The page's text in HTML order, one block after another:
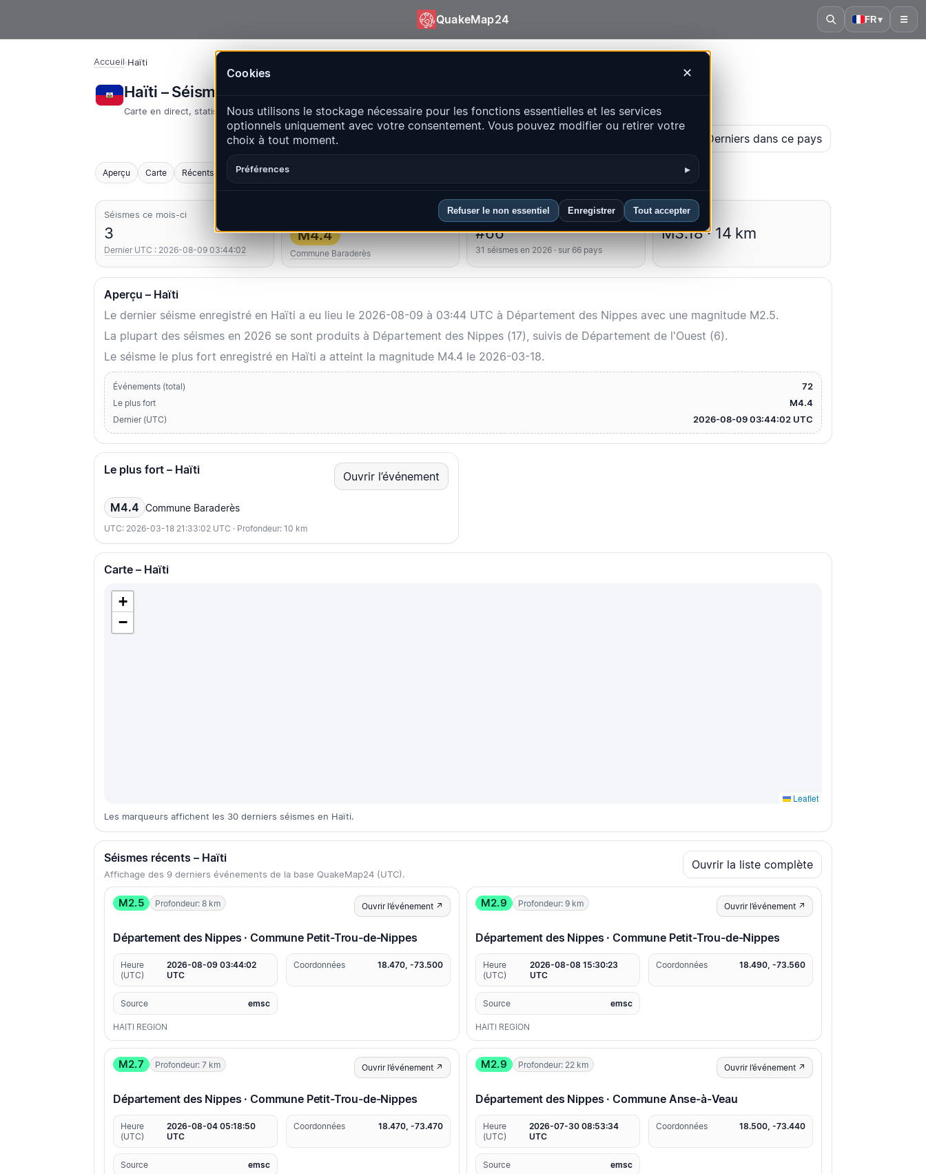
QuakeMap24 FR▾ ☰
Cookies ✕
Nous utilisons le stockage nécessaire pour les fonctions essentielles et les services
optionnels uniquement avec votre consentement. Vous pouvez modifier ou retirer votre
choix à tout moment.
Préférences ▸
Refuser le non essentiel Enregistrer Tout accepter
Accueil·Haïti
Haïti – Séismes | QuakeMap24
Carte en direct, statistiques et événements récents
Derniers dans ce pays
Aperçu Carte Récents Graphiques Principales régions
Séismes ce mois-ci
3
Dernier UTC : 2026-08-09 03:44:02
M4.4
Commune Baraderès
Classement du pays
#66
31 séismes en 2026 · sur 66 pays
Moyennes
M3.18 · 14 km
Aperçu – Haïti
Le dernier séisme enregistré en Haïti a eu lieu le 2026-08-09 à 03:44 UTC à Département des Nippes avec une magnitude M2.5.
La plupart des séismes en 2026 se sont produits à Département des Nippes (17), suivis de Département de l'Ouest (6).
Le séisme le plus fort enregistré en Haïti a atteint la magnitude M4.4 le 2026-03-18.
Événements (total) 72
Le plus fort M4.4
Dernier (UTC) 2026-08-09 03:44:02 UTC
Le plus fort – Haïti Ouvrir l’événement
M4.4 Commune Baraderès
UTC: 2026-03-18 21:33:02 UTC · Profondeur: 10 km
Carte – Haïti
+
−
Leaflet
Les marqueurs affichent les 30 derniers séismes en Haïti.
Séismes récents – Haïti
Affichage des 9 derniers événements de la base QuakeMap24 (UTC).
Ouvrir la liste complète
M2.5 Profondeur: 8 km Ouvrir l’événement ↗
Département des Nippes · Commune Petit-Trou-de-Nippes
Heure
(UTC)
2026-08-09 03:44:02
UTC
Coordonnées 18.470, -73.500
Source emsc
HAITI REGION
M2.9 Profondeur: 9 km Ouvrir l’événement ↗
Département des Nippes · Commune Petit-Trou-de-Nippes
Heure
(UTC)
2026-08-08 15:30:23
UTC
Coordonnées 18.490, -73.560
Source emsc
HAITI REGION
M2.7 Profondeur: 7 km Ouvrir l’événement ↗
Département des Nippes · Commune Petit-Trou-de-Nippes
Heure
(UTC)
2026-08-04 05:18:50
UTC
Coordonnées 18.470, -73.470
Source emsc
M2.9 Profondeur: 22 km Ouvrir l’événement ↗
Département des Nippes · Commune Anse-à-Veau
Heure
(UTC)
2026-07-30 08:53:34
UTC
Coordonnées 18.500, -73.440
Source emsc